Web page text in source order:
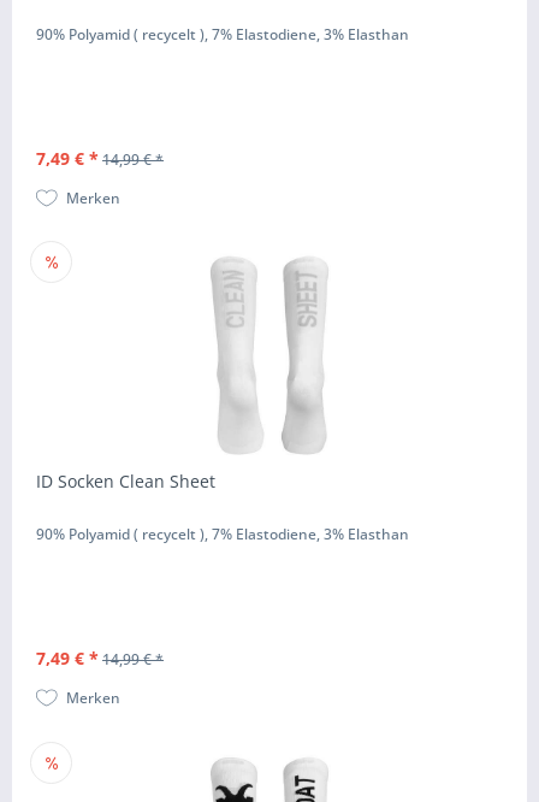
90% Polyamid ( recycelt ), 7% Elastodiene, 3% Elasthan
7,49 € * 14,99 € *
Merken
ID Socken Clean Sheet
90% Polyamid ( recycelt ), 7% Elastodiene, 3% Elasthan
7,49 € * 14,99 € *
Merken